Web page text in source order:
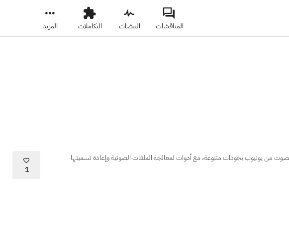
المناقشات النبضات التكاملات المزيد
من يوتيوب بجودات متنوعة، مع أدوات لمعالجة الملفات الصوتية وإعادة تسميتها
1